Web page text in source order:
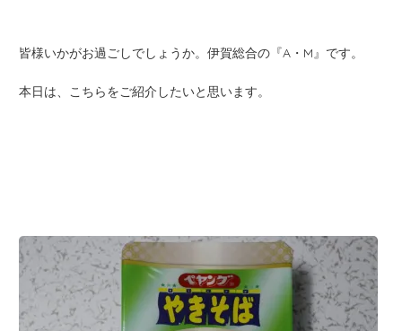
皆様いかがお過ごしでしょうか。伊賀総合の『A・M』です。
本日は、こちらをご紹介したいと思います。